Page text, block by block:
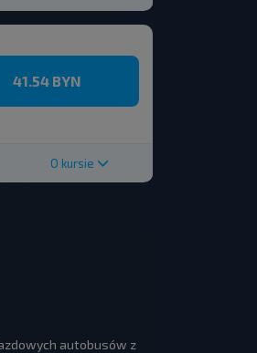
41.54 BYN
O kursie
autobusów z